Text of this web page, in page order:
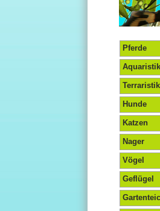
Pferde
Aquaristik
Terraristik
Hunde
Katzen
Nager
Vögel
Geflügel